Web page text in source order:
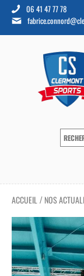
06 41 47 77 78
ACCUEIL / NOS